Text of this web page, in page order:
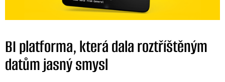
BI platforma, která dala roztříštěným
datům jasný smysl